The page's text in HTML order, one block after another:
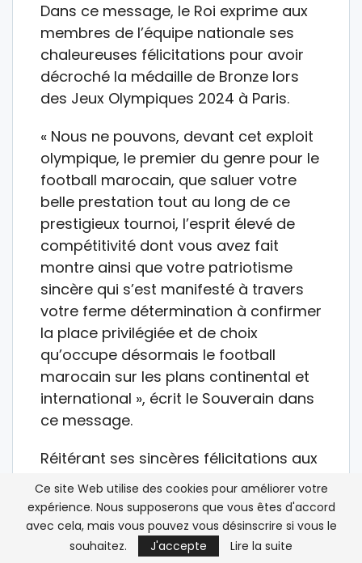
Dans ce message, le Roi exprime aux
membres de l’équipe nationale ses
chaleureuses félicitations pour avoir
décroché la médaille de Bronze lors
des Jeux Olympiques 2024 à Paris.
« Nous ne pouvons, devant cet exploit
olympique, le premier du genre pour le
football marocain, que saluer votre
belle prestation tout au long de ce
prestigieux tournoi, l’esprit élevé de
compétitivité dont vous avez fait
montre ainsi que votre patriotisme
sincère qui s’est manifesté à travers
votre ferme détermination à confirmer
la place privilégiée et de choix
qu’occupe désormais le football
marocain sur les plans continental et
international », écrit le Souverain dans
ce message.
Réitérant ses sincères félicitations aux
membres de la sélection nationale et
à tous ceux ayant contribué à la
réalisation de cet honorable exploit, le
Roi souhaite aux membres de l’équipe
Ce site Web utilise des cookies pour améliorer votre
expérience. Nous supposerons que vous êtes d'accord
avec cela, mais vous pouvez vous désinscrire si vous le
souhaitez.
J'accepte Lire la suite